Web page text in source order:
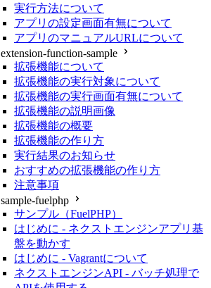
実行方法について
アプリの設定画面有無について
アプリのマニュアルURLについて
extension-function-sample
拡張機能について
拡張機能の実行対象について
拡張機能の実行画面有無について
拡張機能の説明画像
拡張機能の概要
拡張機能の作り方
実行結果のお知らせ
おすすめの拡張機能の作り方
注意事項
sample-fuelphp
サンプル（FuelPHP）
はじめに - ネクストエンジンアプリ基
盤を動かす
はじめに - Vagrantについて
ネクストエンジンAPI - バッチ処理で